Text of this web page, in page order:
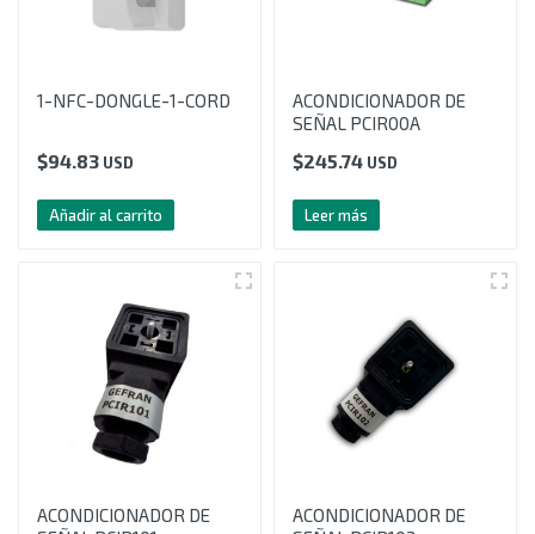
1-NFC-DONGLE-1-CORD
$94.83 USD
Añadir al carrito
ACONDICIONADOR DE
SEÑAL PCIR00A
$245.74 USD
Leer más
ACONDICIONADOR DE
ACONDICIONADOR DE